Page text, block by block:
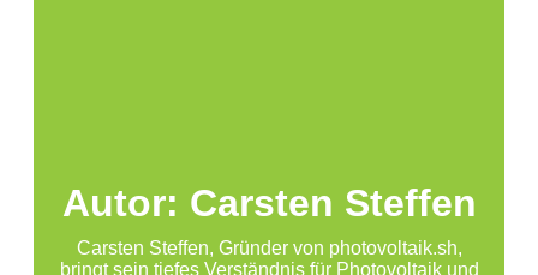
Autor: Carsten Steffen
Carsten Steffen, Gründer von photovoltaik.sh,
bringt sein tiefes Verständnis für Photovoltaik und